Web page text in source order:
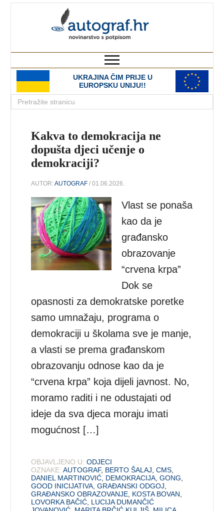
UKRAJINA ČIM PRIJE U
EUROPSKU UNIJU!!
Kakva to demokracija ne
dopušta djeci učenje o
demokraciji?
AUTOR:AUTOGRAF / 01.06.2026.
Vlast se ponaša
kao da je
građansko
obrazovanje
“crvena krpa”
Dok se
opasnosti za demokratske poretke
samo umnažaju, programa o
demokraciji u školama sve je manje,
a vlasti se prema građanskom
obrazovanju odnose kao da je
“crvena krpa” koja dijeli javnost. No,
moramo raditi i ne odustajati od
ideje da sva djeca moraju imati
mogućnost […]
OBJAVLJENO U: ODJECI
OZNAKE: AUTOGRAF, BERTO ŠALAJ ,CMS
DANIEL MARTINOVIĆ DEMOKRACIJA ,GONG
GOOD INICIJATIVA ,GRAĐANSKI ODGOJ
GRAĐANSKO OBRAZOVANJE KOSTA BOVAN
LOVORKA BAČIĆ LUCIJA DUMANČIĆ